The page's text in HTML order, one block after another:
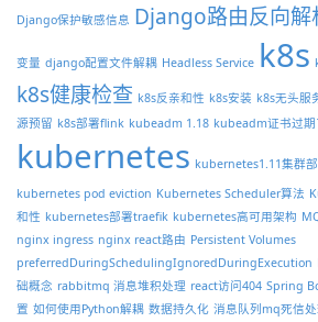
Django保护敏感信息 Django路由反向解
变量 django配置文件解耦 Headless Service k8s
k8s健康检查 k8s反亲和性 k8s安装 k8s无头服
源预留 k8s部署flink kubeadm 1.18 kubeadm证书过期
kubernetes kubernetes1.11集群
kubernetes pod eviction Kubernetes Scheduler算法
和性 kubernetes部署traefik kubernetes高可用架构
nginx ingress nginx react路由 Persistent Volumes
preferredDuringSchedulingIgnoredDuringExecution
础概念 rabbitmq 消息堆积处理 react访问404 Spring
置 如何使用Python解耦 数据持久化 消息队列mq死信